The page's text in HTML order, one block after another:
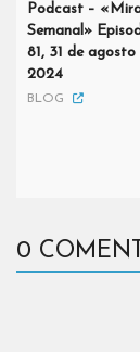
Podcast –
Semanal»
81, 31 de agosto
2024
BLOG
0